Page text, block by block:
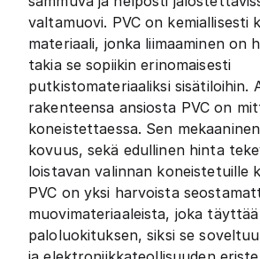
valtamuovi. PVC on kemiallisesti
materiaali, jonka liimaaminen on
takia se sopiikin erinomaisesti
putkistomateriaaliksi sisätiloihin.
rakenteensa ansiosta PVC on
koneistettaessa. Sen
kovuus, sekä edullinen hinta
loistavan valinnan koneistetuille
PVC on yksi harvoista
muovimateriaaleista, joka
paloluokituksen, siksi se